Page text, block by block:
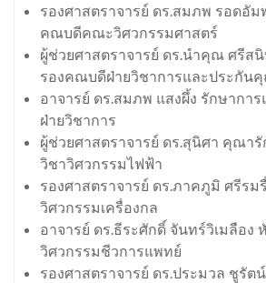
รองศาสตราจารย์ ดร.สมภพ รอดอั
คณบดีคณะวิศวกรรมศาสตร์
ผู้ช่วยศาสตราจารย์ ดร.นำคุณ ศรีส
รองคณบดีฝ่ายวิชาการและประกัน
อาจารย์ ดร.สมภพ แสงผึ้ง รักษากา
ฝ่ายวิชาการ
ผู้ช่วยศาสตราจารย์ ดร.สุนิศา คุณา
วิชาวิศวกรรมไฟฟ้า
รองศาสตราจารย์ ดร.ภาคภูมิ ศรีร
วิศวกรรมเครื่องกล
อาจารย์ ดร.ธีระศักดิ์ จันทร์วิเมลือง
วิศวกรรมชีวการแพทย์
รองศาสตราจารย์ ดร.ประมวล ชูรั